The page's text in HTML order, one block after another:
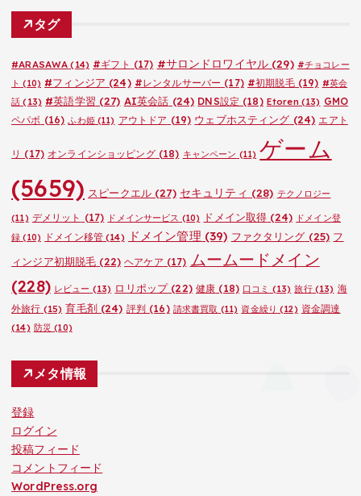
ゴ
タグ
#ARASAWA (14) #ギフト (17) #サロンドロワイヤル(29) #チョコレー
ト (10) #フィンジア (24) #レンタルサーバー (17) #初期脱毛(19) #英会
話 (13) #英語学習 (27) AI英会話 (24) DNS設定 (18) Etoren(13) GMO
ペパボ (16) ふわ姫(11) アウトドア (19) ウェブホスティング (24) エアト
リ (17) オンラインショッピング(18) キャンペーン (11) ゲーム
(5659) スピークエル(27) セキュリティ (28) テクノロジー
(11) デメリット (17) ドメインサービス (10) ドメイン取得 (24) ドメイン登
録 (10) ドメイン移管(14) ドメイン管理 (39) ファクタリング (25) フ
ィンジア初期脱毛 (22) ヘアケア (17) ムームードメイン
(228) レビュー (13) ロリポップ(22) 健康 (18) 口コミ (13) 旅行(13) 海
外旅行 (15) 育毛剤(24) 評判 (16) 請求書買取 (11) 資金繰り (12) 資金調達
(14) 防災 (10)
メタ情報
登録
ログイン
投稿フィード
コメントフィード
WordPress.org